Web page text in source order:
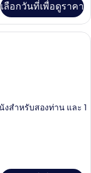
เลือกวันที่เพื่อดูราคา
, เตารีด/โต๊ะรีดผ้า, Wi-
งสำหรับสองท่าน และ 1